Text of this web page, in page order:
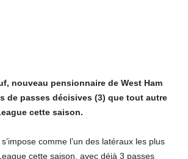
nouveau pensionnaire de West Ham
de passes décisives (3) que tout autre
cette saison.
comme l’un des latéraux les plus
cette saison, avec déjà 3 passes